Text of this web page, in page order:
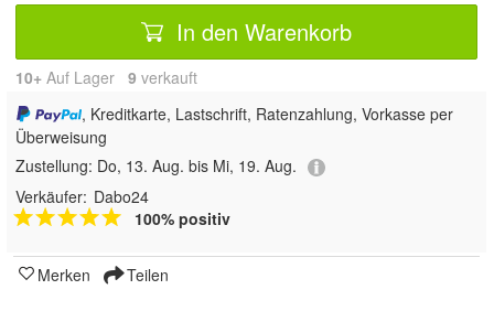
In den Warenkorb
10+ Auf Lager 9 verkauft
, Kreditkarte, Lastschrift, Ratenzahlung, Vorkasse per
Überweisung
Zustellung: Do, 13. Aug. bis Mi, 19. Aug.
Verkäufer: Dabo24
100% positiv
Merken Teilen